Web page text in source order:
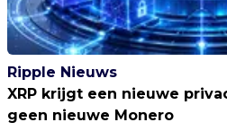
Ripple Nieuws
XRP krijgt een nieuwe
geen nieuwe Monero